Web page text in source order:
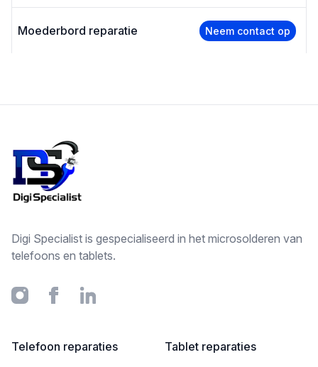
Moederbord reparatie Neem contact op
Digi Specialist is gespecialiseerd in het microsolderen van
telefoons en tablets.
InstagramFacebookLinkedin
Telefoon reparaties
Tablet reparaties